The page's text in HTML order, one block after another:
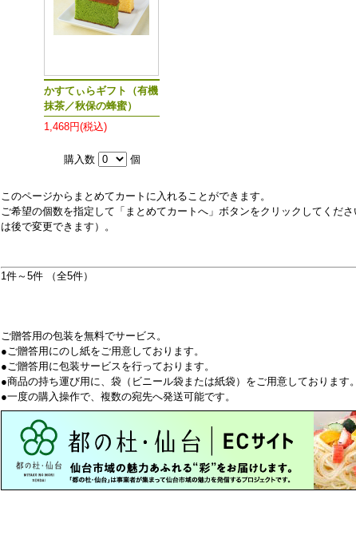
かすてぃらギフト（有機
抹茶／秋保の蜂蜜）
1,468円(税込)
購入数 個
このページからまとめてカートに入れることができます。
ご希望の個数を指定して「まとめてカートへ」ボタンをクリックしてくだ
は後で変更できます）。
1件～5件 （全5件）
ご贈答用の包装を無料でサービス。
●ご贈答用にのし紙をご用意しております。
●ご贈答用に包装サービスを行っております。
●商品の持ち運び用に、袋（ビニール袋または紙袋）をご用意しております。
●一度の購入操作で、複数の宛先へ発送可能です。